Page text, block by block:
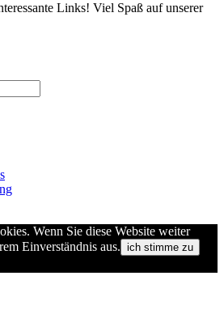
Links! Viel Spaß auf unserer
Wenn Sie diese Website weiter
Einverständnis aus. ich stimme zu